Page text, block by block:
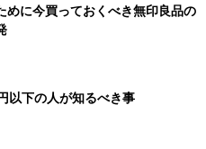
めに今買っておくべき無印良品の
以下の人が知るべき事